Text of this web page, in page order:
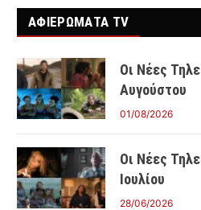
ΑΦΙΕΡΩΜΑΤΑ TV
Οι Νέες
Αυγούστου
01/08/2026
Οι Νέες
Ιουλίου
28/06/2026